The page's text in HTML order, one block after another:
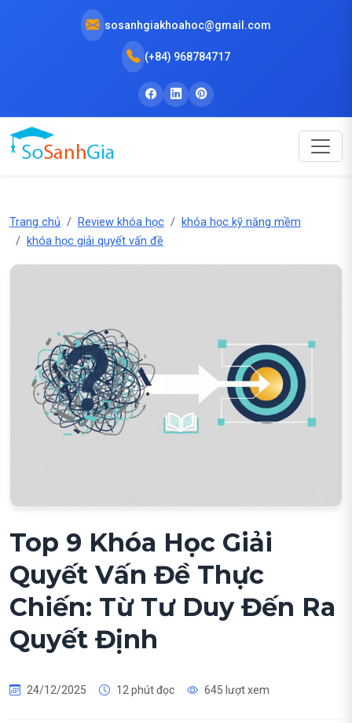
sosanhgiakhoahoc@gmail.com
(+84) 968784717
Trang chủ Review khóa học
khóa học kỹ năng mềm
khóa học giải quyết vấn đề
Top 9 Khóa Học Giải
Quyết Vấn Đề Thực
Chiến: Từ Tư Duy Đến Ra
Quyết Định
24/12/2025 12 phút đọc 645 lượt xem